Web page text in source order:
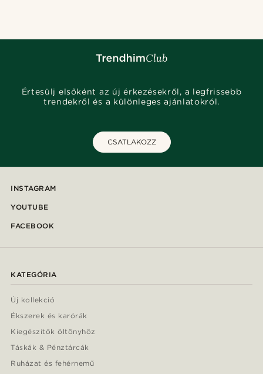
Értesülj elsőként az új érkezésekről, a legfrissebb
trendekről és a különleges ajánlatokról.
CSATLAKOZZ
INSTAGRAM
YOUTUBE
FACEBOOK
KATEGÓRIA
Új kollekció
Ékszerek és karórák
Kiegészítők öltönyhöz
Táskák & Pénztárcák
Ruházat és fehérnemű